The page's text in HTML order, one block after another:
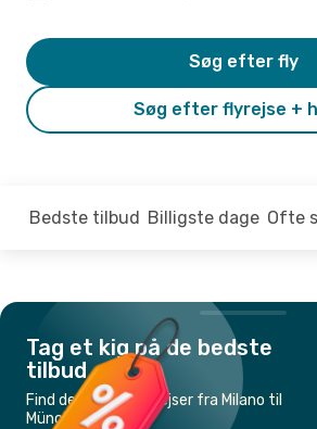
Søg efter flyrejse +
Søg efter fly
Bedste tilbud Billigste dage Ofte
Tag et kig på de bedste
tilbud
Find de billigste flyrejser fra Milano til
München